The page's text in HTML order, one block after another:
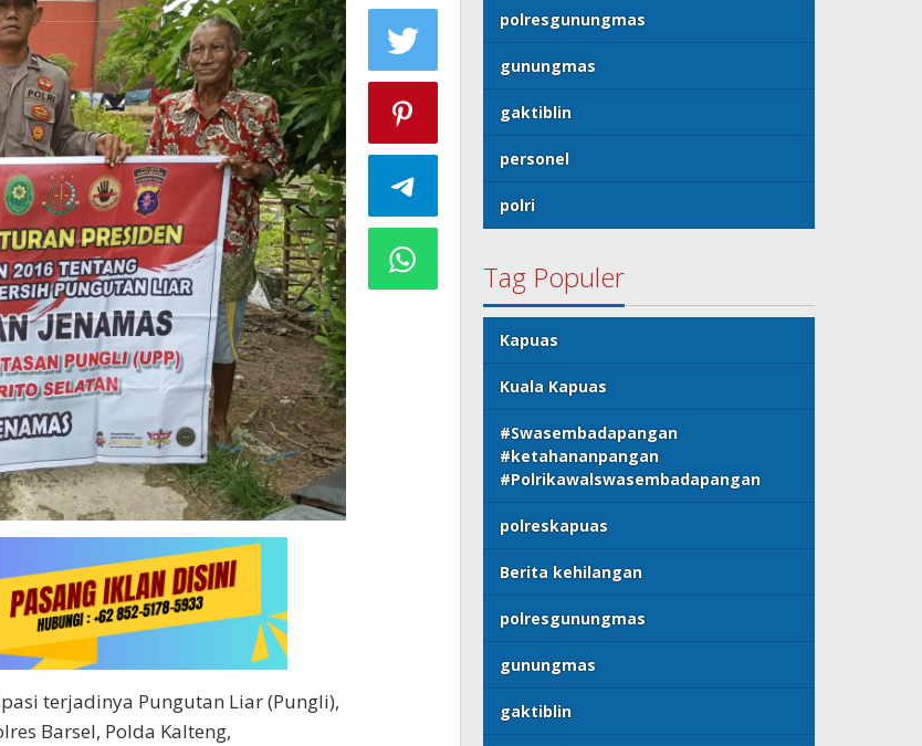
terjadinya Pungutan Liar (Pungli),
Barsel, Polda Kalteng,
polresgunungmas
gunungmas
gaktiblin
personel
polri
Tag Populer
Kapuas
Kuala Kapuas
#Swasembadapangan
#ketahananpangan
#Polrikawalswasembadapangan
polreskapuas
Berita kehilangan
polresgunungmas
gunungmas
gaktiblin